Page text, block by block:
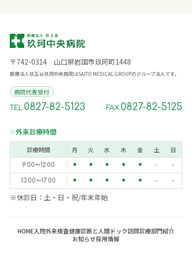
〒742-0314 山口県岩国市玖珂町1448
医療法人玖玉会玖珂中央病院はSAITO MEDICAL GROUPのグループ法人です。
病院代表受付
TEL.0827-82-5123 FAX.0827-82-5125
外来診療時間
診療時間 月 火 水 木 金 土 日
9:00〜12:00 ⚫︎ ⚫︎ ⚫︎ ⚫︎ ⚫︎ - -
13:00〜17:00 ⚫︎ ⚫︎ ⚫︎ ⚫︎ ⚫︎ - -
※休診日：土・日・祝/年末年始
HOME入院外来検査健康診断と人間ドック訪問診療部門紹介
お知らせ採用情報